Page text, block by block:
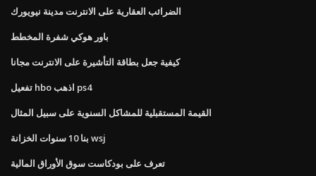
الضرائب العقارية على الانترنت مدينة نيويورك
باور هوكي شفرة المخطط
كيفية جعل بطاقة التأشيرة على الانترنت مجانا
تفعيل hbo اذهب ps4
القيمة المستقبلية للمشاكل السنوية على سبيل المثال
بنا 10 سنوات الخزانة wsj
تعرف على بودكاست سوق الأوراق المالية